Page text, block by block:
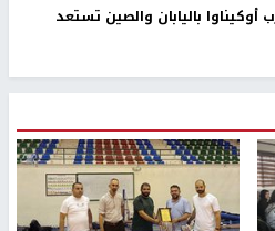
باليابان والصين تستعد